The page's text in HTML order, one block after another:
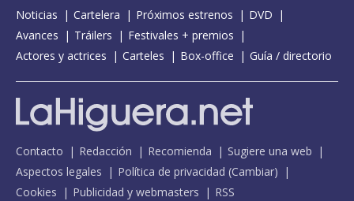
Noticias Cartelera Próximos estrenos
DVD
Avances
Tráilers
Festivales + premios
Actores y actrices
Carteles Box-office Guía / directorio
Contacto Redacción Recomienda
Sugiere una web
Aspectos legales
Política de privacidad (Cambiar)
Cookies
Publicidad y webmasters RSS